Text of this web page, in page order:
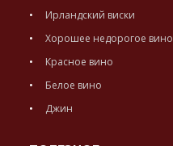
Ирландский виски
Хорошее недорогое вино
Красное вино
Белое вино
Джин